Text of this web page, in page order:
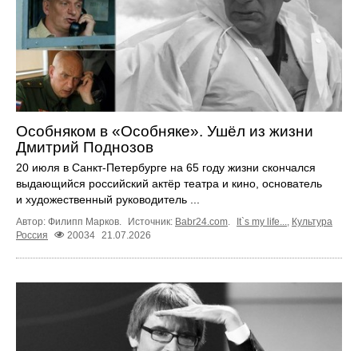
Особняком в «Особняке». Ушёл из жизни
Дмитрий Поднозов
20 июля в Санкт-Петербурге на 65 году жизни скончался
выдающийся российский актёр театра и кино, основатель
и художественный руководитель ...
Автор: Филипп Марков. Источник: Babr24.com. It`s my life..., Культура
Россия
20034 21.07.2026